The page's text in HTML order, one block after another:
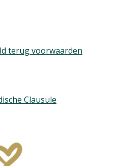
terug voorwaarden
Clausule